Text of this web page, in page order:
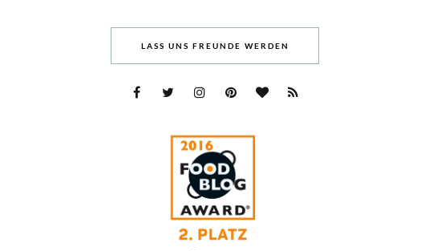
LASS UNS FREUNDE WERDEN